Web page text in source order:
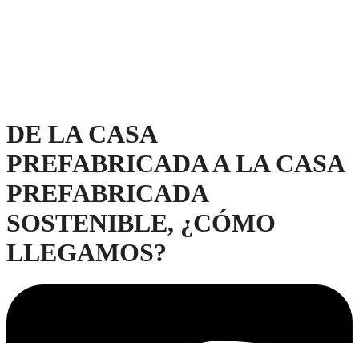
DE LA CASA
PREFABRICADA A LA CASA
PREFABRICADA
SOSTENIBLE, ¿CÓMO
LLEGAMOS?